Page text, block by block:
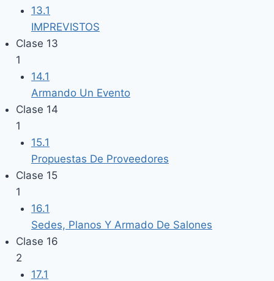
13.1
IMPREVISTOS
Clase 13
1
14.1
Armando Un Evento
Clase 14
1
15.1
Propuestas De Proveedores
Clase 15
1
16.1
Sedes, Planos Y Armado De Salones
Clase 16
2
17.1